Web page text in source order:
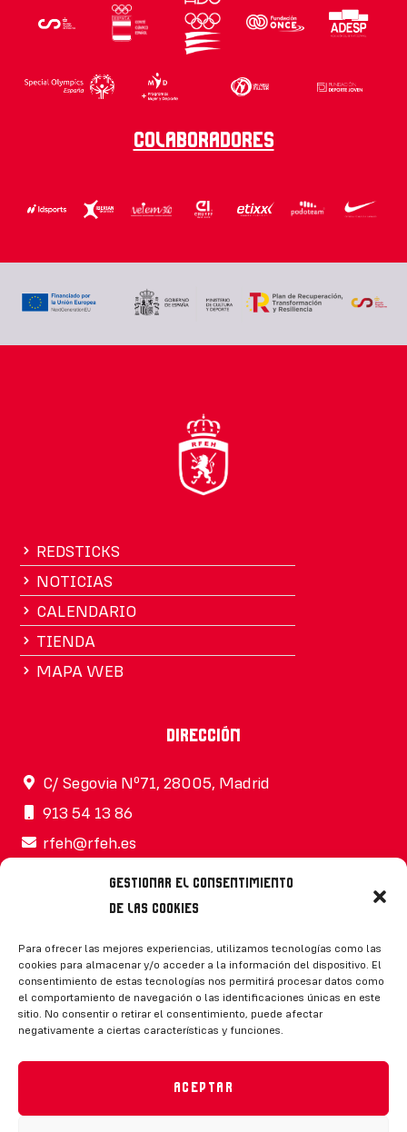
Gestionar el consentimiento
de las cookies
Para ofrecer las mejores experiencias, utilizamos tecnologías como las
cookies para almacenar y/o acceder a la información del dispositivo. El
consentimiento de estas tecnologías nos permitirá procesar datos como
el comportamiento de navegación o las identificaciones únicas en este
sitio. No consentir o retirar el consentimiento, puede afectar
negativamente a ciertas características y funciones.
Aceptar
Colaboradores
REDSTICKS
NOTICIAS
CALENDARIO
TIENDA
MAPA WEB
Dirección
C/ Segovia Nº71, 28005, Madrid
913 54 13 86
rfeh@rfeh.es
Síguenos